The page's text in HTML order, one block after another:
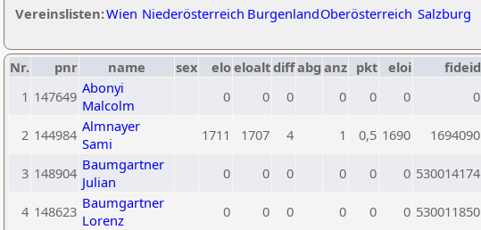
Vereinslisten:Wien Niederösterreich BurgenlandOberösterreich Salzburg
Nr. pnr name sex eloeloaltdiffabg anz pkt eloi fideid
1 147649 Abonyi
Malcolm
0 0 0 0 0 0 0
2 144984 Almnayer
Sami
1711 1707 4 1 0,5 1690 1694090
3 148904 Baumgartner
Julian
0 0 0 0 0 0 530014174
4 148623 Baumgartner
Lorenz
0 0 0 0 0 0 530011850